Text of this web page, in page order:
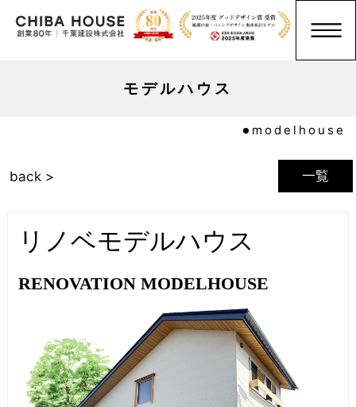
モデルハウス
modelhouse
一覧
back >
リノベモデルハウス
RENOVATION MODELHOUSE